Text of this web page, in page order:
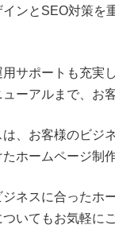
ンとSEO対策を
用サポートも充実
ーアルまで、お
、お客様のビジ
ホームページ制
ネスに合ったホ
ついてもお気軽に